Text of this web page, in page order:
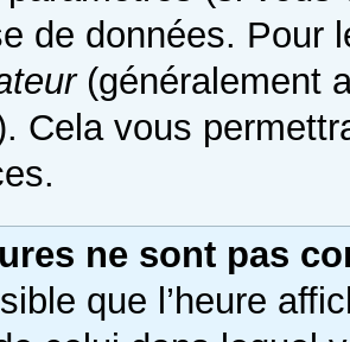
de données.
(généralement
Cela vous
ne sont pas
que l’heure